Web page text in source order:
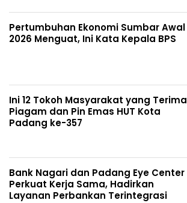
Pertumbuhan Ekonomi Sumbar Awal
2026 Menguat, Ini Kata Kepala BPS
Ini 12 Tokoh Masyarakat yang Terima
Piagam dan Pin Emas HUT Kota
Padang ke-357
Bank Nagari dan Padang Eye Center
Perkuat Kerja Sama, Hadirkan
Layanan Perbankan Terintegrasi